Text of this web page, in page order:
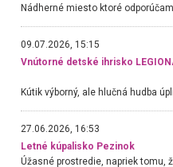
09.07.2026, 15:15
Vnútorné detské ihrisko
27.06.2026, 16:53
Letné kúpalisko Pezinok